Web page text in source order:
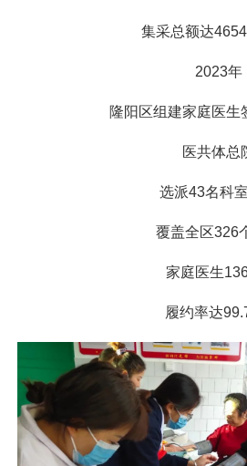
集采总额达
2023年
隆阳区组建家庭医生
医共体总
选派43名科室
覆盖全区326
家庭医生
履约率达